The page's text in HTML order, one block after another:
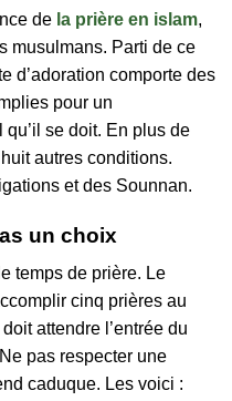
de la prière en islam,
musulmans. Parti de ce
d’adoration comporte des
pour un
se doit. En plus de
autres conditions.
et des Sounnan.
un choix
temps de prière. Le
cinq prières au
attendre l’entrée du
pas respecter une
caduque. Les voici :